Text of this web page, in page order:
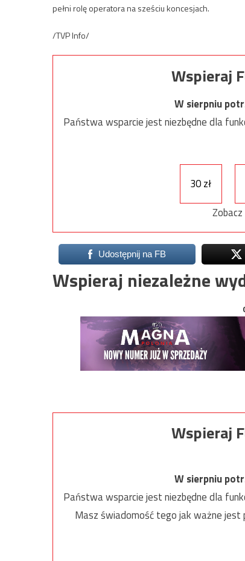
pełni rolę operatora na sześciu koncesjach.
/TVP Info/
Wspieraj
W sierpniu
Państwa wsparcie jest niezbędne dla
30 zł
Udostępnij na FB
Wspieraj niezależne
Wspieraj
W sierpniu
Państwa wsparcie jest niezbędne dla
Masz świadomość tego jak ważne jest